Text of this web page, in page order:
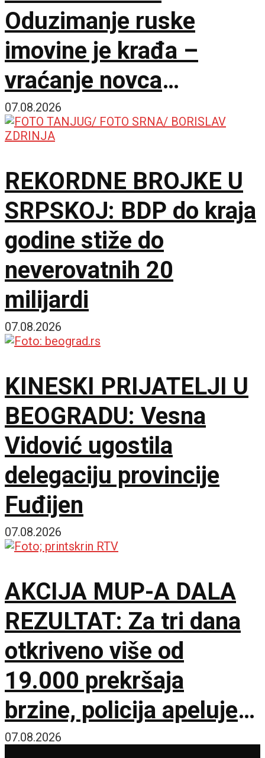
Oduzimanje ruske
imovine je krađa –
vraćanje novca
omogućilo bi mir u
Ukrajini
07.08.2026
REKORDNE BROJKE U
SRPSKOJ: BDP do kraja
godine stiže do
neverovatnih 20
milijardi
07.08.2026
KINESKI PRIJATELJI U
BEOGRADU: Vesna
Vidović ugostila
delegaciju provincije
Fuđijen
07.08.2026
AKCIJA MUP-A DALA
REZULTAT: Za tri dana
otkriveno više od
19.000 prekršaja
brzine, policija apeluje
na vozače pred burni
07.08.2026